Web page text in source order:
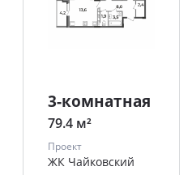
3-комнатная
79.4 м²
Проект
ЖК Чайковский